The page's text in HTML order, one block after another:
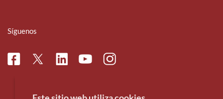
Síguenos
FacebookTwitterLinkedinYoutubeInstagram